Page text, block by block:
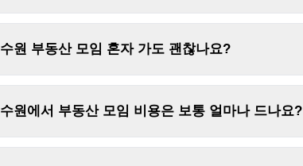
수원 부동산 모임 혼자 가도 괜찮나요?
수원에서 부동산 모임 비용은 보통 얼마나 드나요?